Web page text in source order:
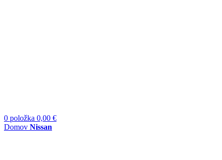
0 položka 0,00 €
Domov Nissan